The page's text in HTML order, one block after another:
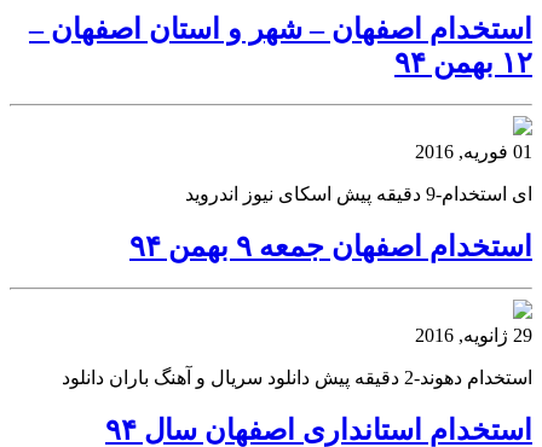
استخدام اصفهان – شهر و استان اصفهان –
۱۲ بهمن ۹۴
01 فوریه, 2016
ای استخدام-9 دقیقه پیش اسکای نیوز اندروید
استخدام اصفهان جمعه ۹ بهمن ۹۴
29 ژانویه, 2016
استخدام دهوند-2 دقیقه پیش دانلود سریال و آهنگ باران دانلود
استخدام استانداری اصفهان سال ۹۴